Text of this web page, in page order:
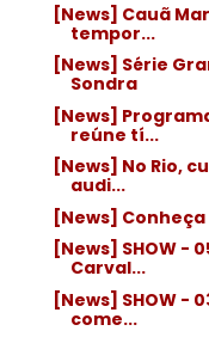
[News] Cauã
tempor...
[News] Série
Sondra
[News]
reúne tí...
[News] No Rio,
audi...
[News]
[News] SHOW -
Carval...
[News] SHOW -
come...